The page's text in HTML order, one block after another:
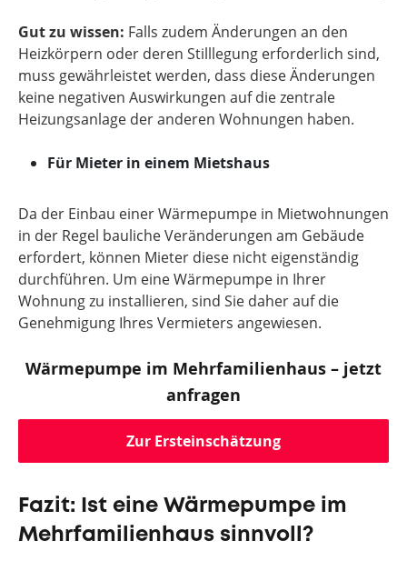
Gut zu wissen: Falls zudem Änderungen an den
Heizkörpern oder deren Stilllegung erforderlich sind,
muss gewährleistet werden, dass diese Änderungen
keine negativen Auswirkungen auf die zentrale
Heizungsanlage der anderen Wohnungen haben.
Für Mieter in einem Mietshaus
Da der Einbau einer Wärmepumpe in Mietwohnungen
in der Regel bauliche Veränderungen am Gebäude
erfordert, können Mieter diese nicht eigenständig
durchführen. Um eine Wärmepumpe in Ihrer
Wohnung zu installieren, sind Sie daher auf die
Genehmigung Ihres Vermieters angewiesen.
Wärmepumpe im Mehrfamilienhaus – jetzt
anfragen
Zur Ersteinschätzung
Fazit: Ist eine Wärmepumpe im
Mehrfamilienhaus sinnvoll?